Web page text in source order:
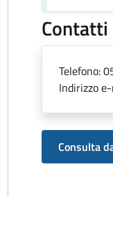
Contatti
Telefono:
Indirizzo
Consulta